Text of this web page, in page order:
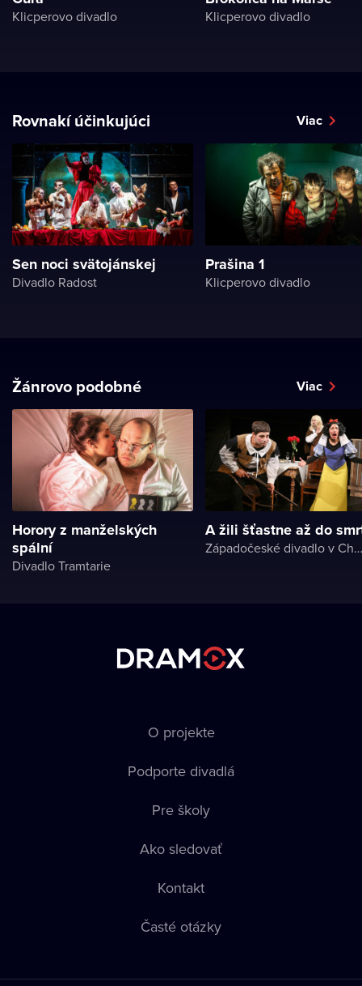
Klicperovo divadlo Klicperovo divadlo
Rovnakí účinkujúci Viac
Sen noci svätojánskej
Divadlo Radost
Prašina 1
Klicperovo divadlo
Žánrovo podobné Viac
Horory z manželských
spální
Divadlo Tramtarie
A žili šťastne až do
Západočeské divadlo v Chebu
O projekte
Podporte divadlá
Pre školy
Ako sledovať
Kontakt
Časté otázky